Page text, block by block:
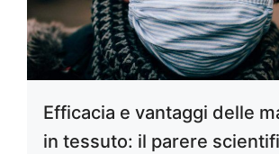
Efficacia e vantaggi delle
in tessuto: il parere